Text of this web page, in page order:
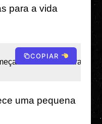
para a vida
com uma xícara de
COPIAR
uma pequena